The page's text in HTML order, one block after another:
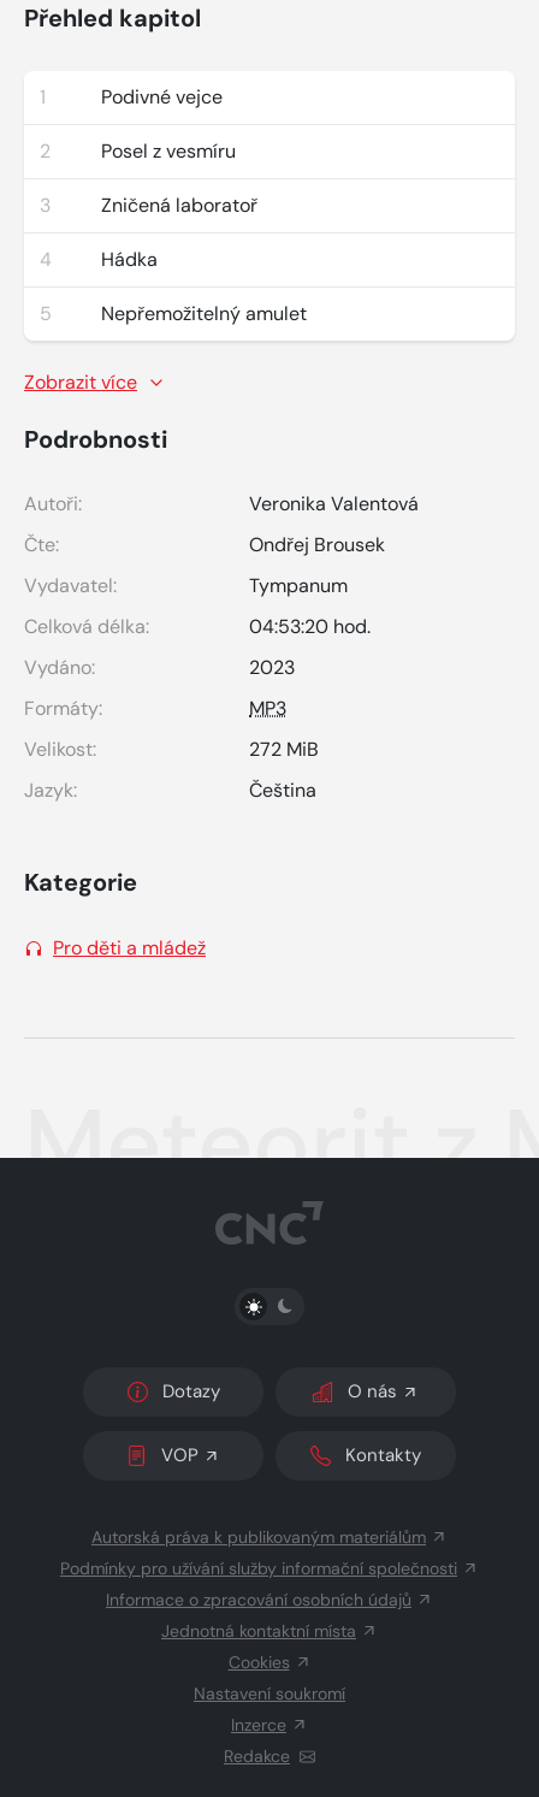
Přehled kapitol
1 Podivné vejce
2 Posel z vesmíru
3 Zničená laboratoř
4 Hádka
5 Nepřemožitelný amulet
Zobrazit více
Podrobnosti
Autoři:
Veronika Valentová
Čte:
Ondřej Brousek
Vydavatel:
Tympanum
Celková délka:
04:53:20 hod.
Vydáno:
2023
Formáty:
MP3
Velikost:
272 MiB
Jazyk:
Čeština
Kategorie
Pro děti a mládež
Meteorit z
PŘEPNOUT SVĚTLÝ/TMAVÝ REŽIM
Dotazy O nás
VOP Kontakty
Autorská práva k publikovaným materiálům
Podmínky pro užívání služby informační společnosti
Informace o zpracování osobních údajů
Jednotná kontaktní místa
Cookies
Nastavení soukromí
Inzerce
Redakce